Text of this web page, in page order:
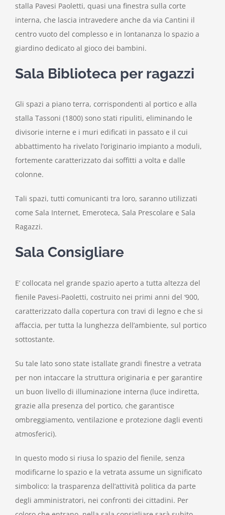
stalla Pavesi Paoletti, quasi una finestra sulla corte
interna, che lascia intravedere anche da via Cantini il
centro vuoto del complesso e in lontananza lo spazio a
giardino dedicato al gioco dei bambini.
Sala Biblioteca per ragazzi
Gli spazi a piano terra, corrispondenti al portico e alla
stalla Tassoni (1800) sono stati ripuliti, eliminando le
divisorie interne e i muri edificati in passato e il cui
abbattimento ha rivelato l’originario impianto a moduli,
fortemente caratterizzato dai soffitti a volta e dalle
colonne.
Tali spazi, tutti comunicanti tra loro, saranno utilizzati
come Sala Internet, Emeroteca, Sala Prescolare e Sala
Ragazzi.
Sala Consigliare
E’ collocata nel grande spazio aperto a tutta altezza del
fienile Pavesi-Paoletti, costruito nei primi anni del ‘900,
caratterizzato dalla copertura con travi di legno e che si
affaccia, per tutta la lunghezza dell’ambiente, sul portico
sottostante.
Su tale lato sono state istallate grandi finestre a vetrata
per non intaccare la struttura originaria e per garantire
un buon livello di illuminazione interna (luce indiretta,
grazie alla presenza del portico, che garantisce
ombreggiamento, ventilazione e protezione dagli eventi
atmosferici).
In questo modo si riusa lo spazio del fienile, senza
modificarne lo spazio e la vetrata assume un significato
simbolico: la trasparenza dell’attività politica da parte
degli amministratori, nei confronti dei cittadini. Per